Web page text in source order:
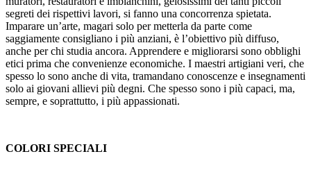
segreti dei rispettivi lavori, si fanno una concorrenza spietata.
Imparare un’arte, magari solo per metterla da parte come
saggiamente consigliano i più anziani, è l’obiettivo più diffuso,
anche per chi studia ancora. Apprendere e migliorarsi sono obblighi
etici prima che convenienze economiche. I maestri artigiani veri, che
spesso lo sono anche di vita, tramandano conoscenze e insegnamenti
solo ai giovani allievi più degni. Che spesso sono i più capaci, ma,
sempre, e soprattutto, i più appassionati.
COLORI SPECIALI